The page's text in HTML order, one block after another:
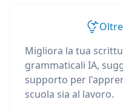
Migliora la tua
grammaticali IA,
supporto per
scuola sia al lavoro.